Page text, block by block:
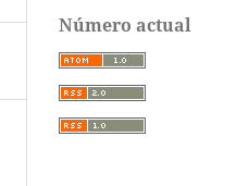
Número actual